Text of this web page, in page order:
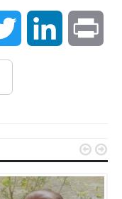
Twitter LinkedIn
 